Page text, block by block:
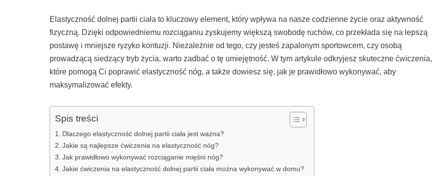
Elastyczność dolnej partii ciała to kluczowy element, który wpływa na nasze codzienne życie oraz aktywność
fizyczną. Dzięki odpowiedniemu rozciąganiu zyskujemy większą swobodę ruchów, co przekłada się na lepszą
postawę i mniejsze ryzyko kontuzji. Niezależnie od tego, czy jesteś zapalonym sportowcem, czy osobą
prowadzącą siedzący tryb życia, warto zadbać o tę umiejętność. W tym artykule odkryjesz skuteczne ćwiczenia,
które pomogą Ci poprawić elastyczność nóg, a także dowiesz się, jak je prawidłowo wykonywać, aby
maksymalizować efekty.
Spis treści
Dlaczego elastyczność dolnej partii ciała jest ważna?
Jakie są najlepsze ćwiczenia na elastyczność nóg?
Jak prawidłowo wykonywać rozciąganie mięśni nóg?
Jakie ćwiczenia na elastyczność dolnej partii ciała można wykonywać w domu?